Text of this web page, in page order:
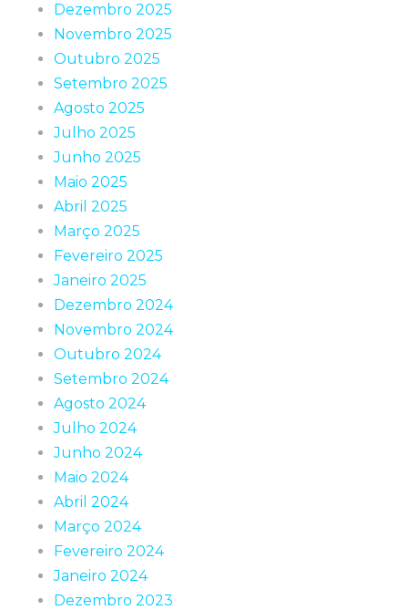
Dezembro 2025
Novembro 2025
Outubro 2025
Setembro 2025
Agosto 2025
Julho 2025
Junho 2025
Maio 2025
Abril 2025
Março 2025
Fevereiro 2025
Janeiro 2025
Dezembro 2024
Novembro 2024
Outubro 2024
Setembro 2024
Agosto 2024
Julho 2024
Junho 2024
Maio 2024
Abril 2024
Março 2024
Fevereiro 2024
Janeiro 2024
Dezembro 2023